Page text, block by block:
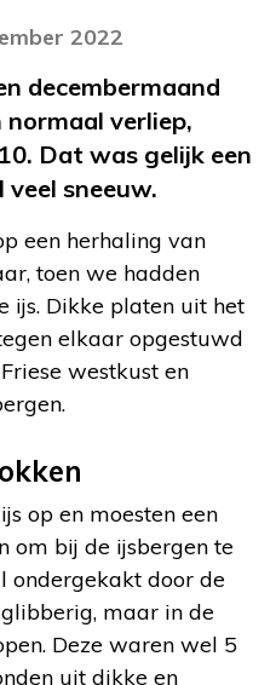
2022
decembermaand
normaal verliep,
Dat was gelijk een
sneeuw.
een herhaling van
toen we hadden
ijs. Dikke platen uit het
elkaar opgestuwd
westkust en
op en moesten een
om bij de ijsbergen te
ondergekakt door de
maar in de
Deze waren wel 5
uit dikke en